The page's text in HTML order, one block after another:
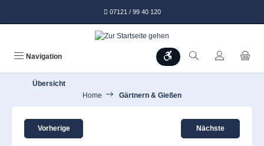
07121 / 99 40 120
Navigation Werkzeugleiste anzeigen
Übersicht
Home
Gärtnern & Gießen
Vorherige Nächste